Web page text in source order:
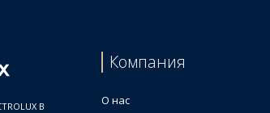
В
Компания
О нас